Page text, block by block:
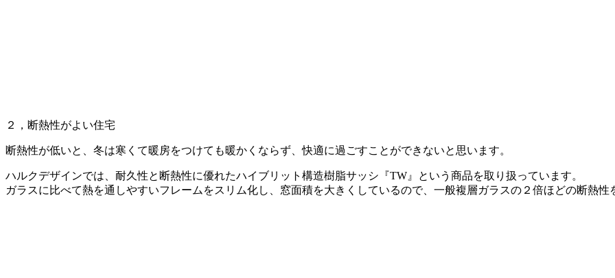
２，断熱性がよい住宅
断熱性が低いと、冬は寒くて暖房をつけても暖かくならず、快適に過ごすことができないと思います。
ハルクデザインでは、耐久性と断熱性に優れたハイブリット構造樹脂サッシ『TW』という商品を取り扱っています。
ガラスに比べて熱を通しやすいフレームをスリム化し、窓面積を大きくしているので、一般複層ガラスの２倍ほどの断熱性